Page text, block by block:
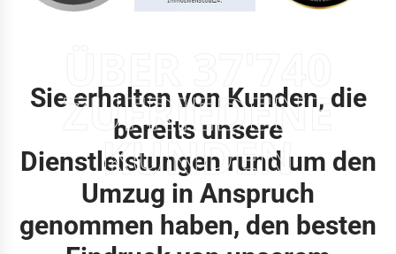
ZUFRIEDENE
KUNDEN
Sie erhalten von Kunden, die
bereits unsere
Dienstleistungen rund um den
Umzug in Anspruch
genommen haben, den besten